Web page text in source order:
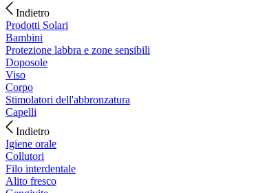
Indietro
Prodotti Solari
Bambini
Protezione labbra e zone sensibili
Doposole
Viso
Corpo
Stimolatori dell'abbronzatura
Capelli
Indietro
Igiene orale
Collutori
Filo interdentale
Alito fresco